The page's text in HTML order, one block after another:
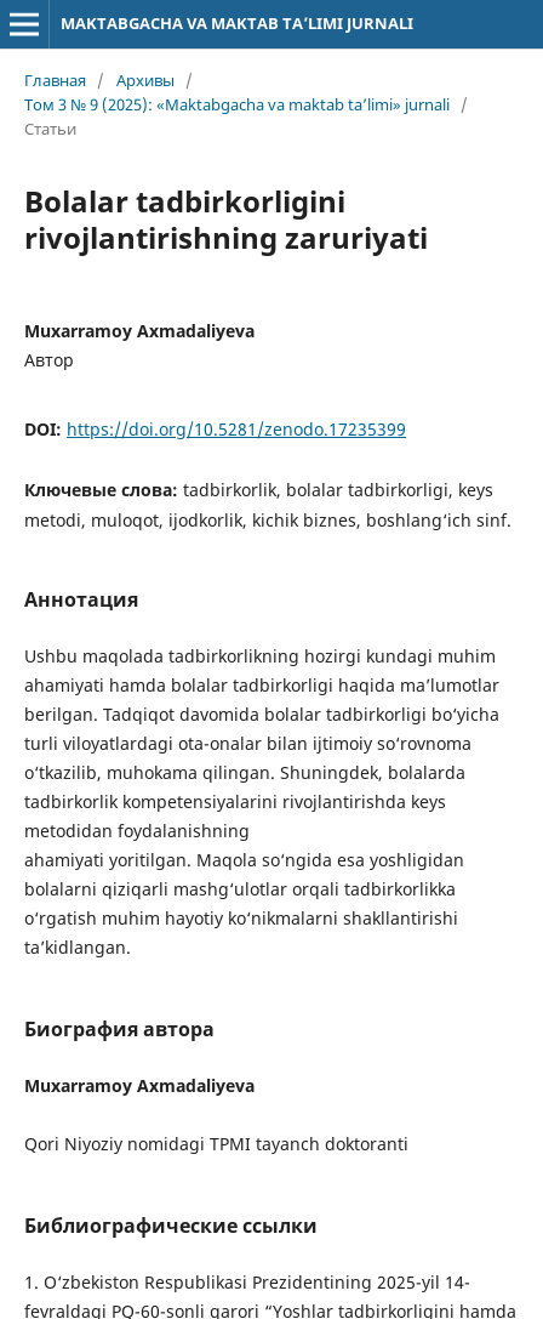
MAKTABGACHA VA MAKTAB TA’LIMI JURNALI
Главная / Архивы
/
Том 3 № 9 (2025): «Maktabgacha va maktab ta’limi» jurnali /
Статьи
Bolalar tadbirkorligini
rivojlantirishning zaruriyati
Muxarramoy Axmadaliyeva
Автор
DOI: https://doi.org/10.5281/zenodo.17235399
Ключевые слова: tadbirkorlik, bolalar tadbirkorligi, keys
metodi, muloqot, ijodkorlik, kichik biznes, boshlang‘ich sinf.
Аннотация
Ushbu maqolada tadbirkorlikning hozirgi kundagi muhim
ahamiyati hamda bolalar tadbirkorligi haqida ma’lumotlar
berilgan. Tadqiqot davomida bolalar tadbirkorligi bo‘yicha
turli viloyatlardagi ota-onalar bilan ijtimoiy so‘rovnoma
o‘tkazilib, muhokama qilingan. Shuningdek, bolalarda
tadbirkorlik kompetensiyalarini rivojlantirishda keys
metodidan foydalanishning
ahamiyati yoritilgan. Maqola so‘ngida esa yoshligidan
bolalarni qiziqarli mashg‘ulotlar orqali tadbirkorlikka
o‘rgatish muhim hayotiy ko‘nikmalarni shakllantirishi
ta’kidlangan.
Биография автора
Muxarramoy Axmadaliyeva
Qori Niyoziy nomidagi TPMI tayanch doktoranti
Библиографические ссылки
1. O‘zbekiston Respublikasi Prezidentining 2025-yil 14-
fevraldagi PQ-60-sonli qarori “Yoshlar tadbirkorligini hamda